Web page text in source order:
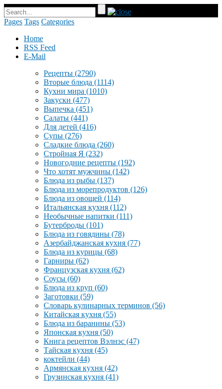
Pages Tags Categories
Home
RSS Feed
E-Mail
Рецепты (2790)
Вторые блюда (1114)
Кухни мира (1010)
Закуски (477)
Выпечка (451)
Салаты (441)
Для детей (416)
Супы (276)
Сладкие блюда (260)
Стройная Я (232)
Новогодние рецепты (192)
Что хотят мужчины (142)
Блюда из рыбы (137)
Блюда из морепродуктов (126)
Блюда из овощей (114)
Итальянская кухня (112)
Необычные напитки (111)
Бутерброды (101)
Блюда из говядины (78)
Азербайджанская кухня (77)
Блюда из курицы (68)
Гарниры (62)
Французская кухня (62)
Соусы (60)
Блюда из круп (60)
Заготовки (59)
Словарь кулинарных терминов (56)
Китайская кухня (55)
Блюда из баранины (53)
Японская кухня (50)
Книга рецептов Вэлнэс (47)
Тайская кухня (45)
коктейли (44)
Армянская кухня (42)
Грузинская кухня (41)